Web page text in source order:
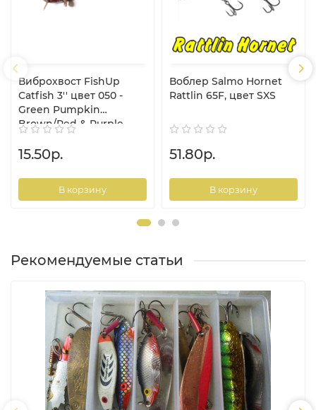
Виброхвост FishUp
Catfish 3'' цвет 050 -
Green Pumpkin
Brown/Red & Purple
15.50р.
В корзину
Воблер Salmo Hornet
Rattlin 65F, цвет SXS
51.80р.
В корзину
Рекомендуемые статьи